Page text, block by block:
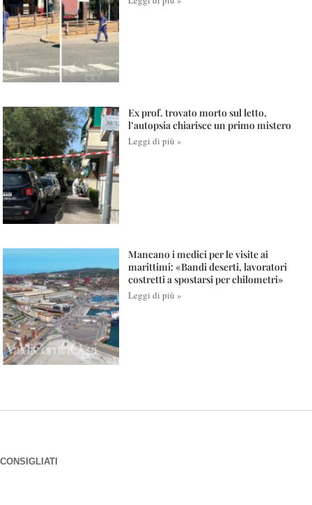
Ex prof. trovato morto sul letto,
l’autopsia chiarisce un primo mistero
Leggi di più »
Mancano i medici per le visite ai
marittimi: «Bandi deserti, lavoratori
costretti a spostarsi per chilometri»
Leggi di più »
CONSIGLIATI